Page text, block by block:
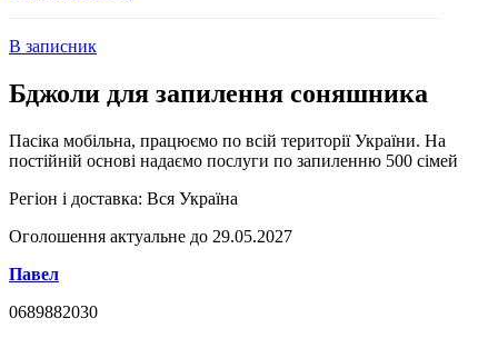
В записник
Бджоли для запилення соняшника
Пасіка мобільна, працюємо по всій території України. На
постійній основі надаємо послуги по запиленню 500 сімей
Регіон і доставка: Вся Україна
Оголошення актуальне до 29.05.2027
Павел
0689882030